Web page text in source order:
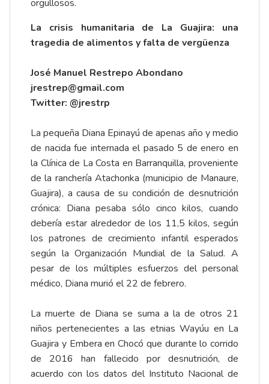
orgullosos.
La crisis humanitaria de La Guajira: una
tragedia de alimentos y falta de vergüenza
José Manuel Restrepo Abondano
jrestrep@gmail.com
Twitter: @jrestrp
La pequeña Diana Epinayú de apenas año y medio
de nacida fue internada el pasado 5 de enero en
la Clínica de La Costa en Barranquilla, proveniente
de la ranchería Atachonka (municipio de Manaure,
Guajira), a causa de su condición de desnutrición
crónica: Diana pesaba sólo cinco kilos, cuando
debería estar alrededor de los 11,5 kilos, según
los patrones de crecimiento infantil esperados
según la Organización Mundial de la Salud. A
pesar de los múltiples esfuerzos del personal
médico, Diana murió el 22 de febrero.
La muerte de Diana se suma a la de otros 21
niños pertenecientes a las etnias Wayúu en La
Guajira y Embera en Chocó que durante lo corrido
de 2016 han fallecido por desnutrición, de
acuerdo con los datos del Instituto Nacional de